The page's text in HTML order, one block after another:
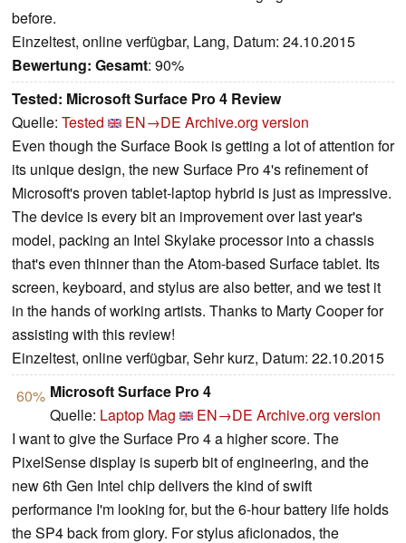
before.
Einzeltest, online verfügbar, Lang, Datum: 24.10.2015
Bewertung: Gesamt: 90%
Tested: Microsoft Surface Pro 4 Review
Quelle: Tested EN→DE Archive.org version
Even though the Surface Book is getting a lot of attention for
its unique design, the new Surface Pro 4's refinement of
Microsoft's proven tablet-laptop hybrid is just as impressive.
The device is every bit an improvement over last year's
model, packing an Intel Skylake processor into a chassis
that's even thinner than the Atom-based Surface tablet. Its
screen, keyboard, and stylus are also better, and we test it
in the hands of working artists. Thanks to Marty Cooper for
assisting with this review!
Einzeltest, online verfügbar, Sehr kurz, Datum: 22.10.2015
60% Microsoft Surface Pro 4
Quelle: Laptop Mag EN→DE Archive.org version
I want to give the Surface Pro 4 a higher score. The
PixelSense display is superb bit of engineering, and the
new 6th Gen Intel chip delivers the kind of swift
performance I'm looking for, but the 6-hour battery life holds
the SP4 back from glory. For stylus aficionados, the